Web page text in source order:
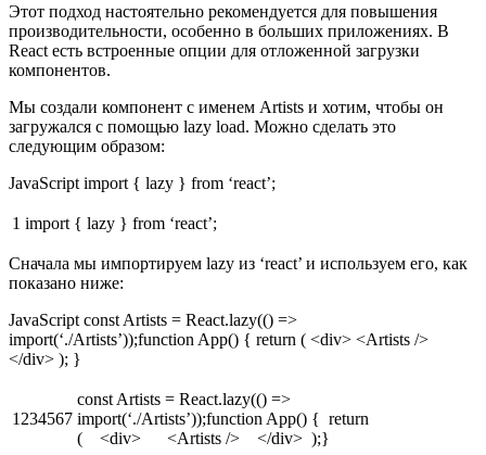
Этот подход настоятельно рекомендуется для повышения
производительности, особенно в больших приложениях. В
React есть встроенные опции для отложенной загрузки
компонентов.
Мы создали компонент с именем Artists и хотим, чтобы он
загружался с помощью lazy load. Можно сделать это
следующим образом:
JavaScript import { lazy } from ‘react’;
1 import { lazy } from ‘react’;
Сначала мы импортируем lazy из ‘react’ и используем его, как
показано ниже:
JavaScript const Artists = React.lazy(() =>
import(‘./Artists’));function App() { return ( <div> <Artists />
</div> ); }
1234567
const Artists = React.lazy(() =>
import(‘./Artists’));function App() { return
( <div> <Artists /> </div> );}